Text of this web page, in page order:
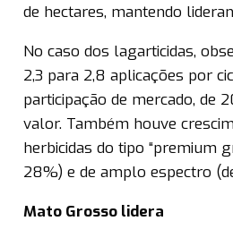
de hectares, mantendo
No caso dos lagarticidas,
2,3 para 2,8 aplicações por
participação de mercado, de
valor. Também houve
herbicidas do tipo “premium
28%) e de amplo espectro
Mato Grosso lidera